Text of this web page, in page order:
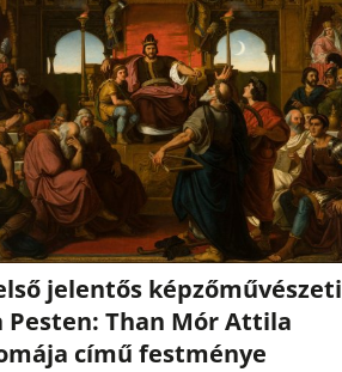
jelentős képzőművészeti
Pesten: Than Mór Attila
című festménye